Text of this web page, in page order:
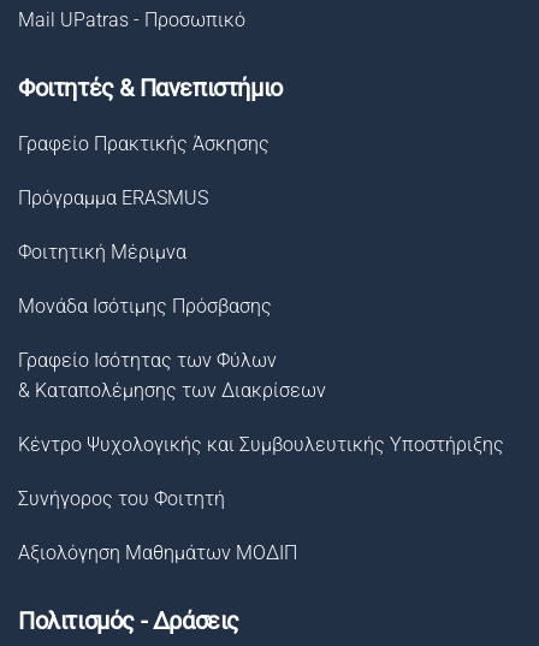
Mail UPatras - Προσωπικό
Φοιτητές & Πανεπιστήμιο
Γραφείο Πρακτικής Άσκησης
Πρόγραμμα ERASMUS
Φοιτητική Μέριμνα
Μονάδα Ισότιμης Πρόσβασης
Γραφείο Ισότητας των Φύλων
& Καταπολέμησης των Διακρίσεων
Κέντρο Ψυχολογικής και Συμβουλευτικής Υποστήριξης
Συνήγορος του Φοιτητή
Αξιολόγηση Μαθημάτων ΜΟΔΙΠ
Πολιτισμός - Δράσεις